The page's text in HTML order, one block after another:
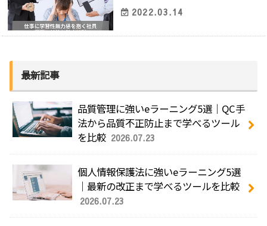
2022.03.14
最新記事
品質管理に強いeラーニング5選｜QC手
法から品質不正防止まで学べるツール
を比較 2026.07.23
個人情報保護法に強いeラーニング5選
｜最新の改正まで学べるツールを比較
2026.07.23